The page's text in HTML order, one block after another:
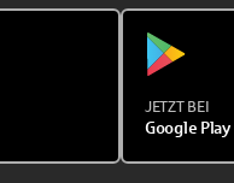
JETZT BEI
Google Play